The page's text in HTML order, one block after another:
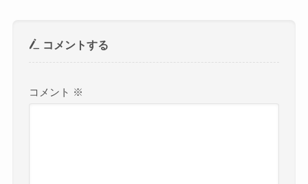
コメントする
コメント ※